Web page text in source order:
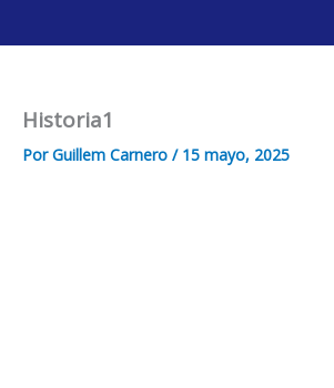
al
Historia1
PorGuillem Carnero / 15 mayo, 2025